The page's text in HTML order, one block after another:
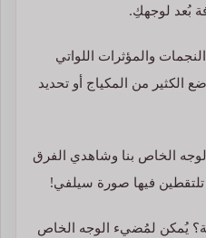
بُعد لوجهكِ.
والمؤثرات اللواتي
الكثير من المكياج أو تحديد
الخاص بنا وشاهدي الفرق
تلتقطين فيها صورة سيلفي!
يُمكن لمُضيء الوجه الخاص